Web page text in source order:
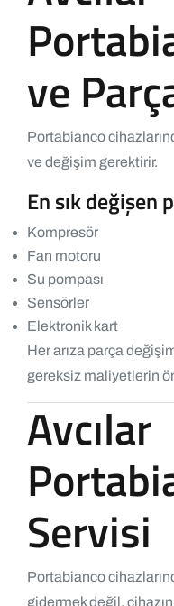
ve
Portabianco
ve değişim gerektirir.
En sık değişen
Kompresör
Fan motoru
Su pompası
Sensörler
Elektronik kart
Her arıza parça
gereksiz maliyetlerin
Avcılar
Servisi
Portabianco
gidermek değil,